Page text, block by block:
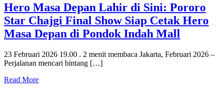
Hero Masa Depan Lahir di Sini: Pororo
Star Chajgi Final Show Siap Cetak Hero
Masa Depan di Pondok Indah Mall
23 Februari 2026 19.00 . 2 menit membaca Jakarta, Februari 2026 –
Perjalanan mencari bintang […]
Read More